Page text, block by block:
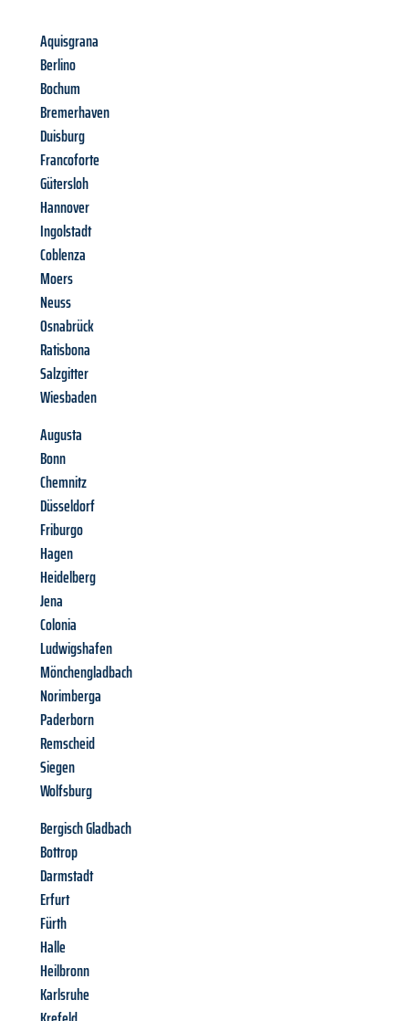
Aquisgrana
Berlino
Bochum
Bremerhaven
Duisburg
Francoforte
Gütersloh
Hannover
Ingolstadt
Coblenza
Moers
Neuss
Osnabrück
Ratisbona
Salzgitter
Wiesbaden
Augusta
Bonn
Chemnitz
Düsseldorf
Friburgo
Hagen
Heidelberg
Jena
Colonia
Ludwigshafen
Mönchengladbach
Norimberga
Paderborn
Remscheid
Siegen
Wolfsburg
Bergisch Gladbach
Bottrop
Darmstadt
Erfurt
Fürth
Halle
Heilbronn
Karlsruhe